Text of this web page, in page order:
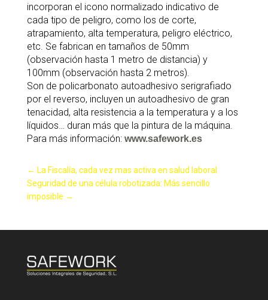
incorporan el icono normalizado indicativo de
cada tipo de peligro, como los de corte,
atrapamiento, alta temperatura, peligro eléctrico,
etc. Se fabrican en tamaños de 50mm
(observación hasta 1 metro de distancia) y
100mm (observación hasta 2 metros).
Son de policarbonato autoadhesivo serigrafiado
por el reverso, incluyen un autoadhesivo de gran
tenacidad, alta resistencia a la temperatura y a los
líquidos… duran más que la pintura de la máquina.
Para más información: www.safework.es
← La Fiscalía, cada vez mas activa en salud laboral
Seguridad de una célula robotizada: Más sencillo
imposible →